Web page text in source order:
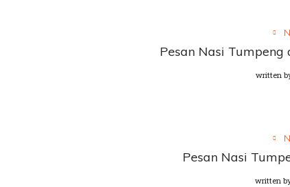
Pesan Nasi
written
Pesan Nasi
written